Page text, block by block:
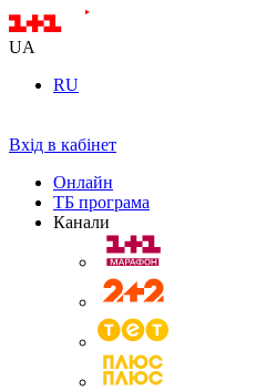
UA
RU
Вхід в кабінет
Онлайн
ТБ програма
Канали